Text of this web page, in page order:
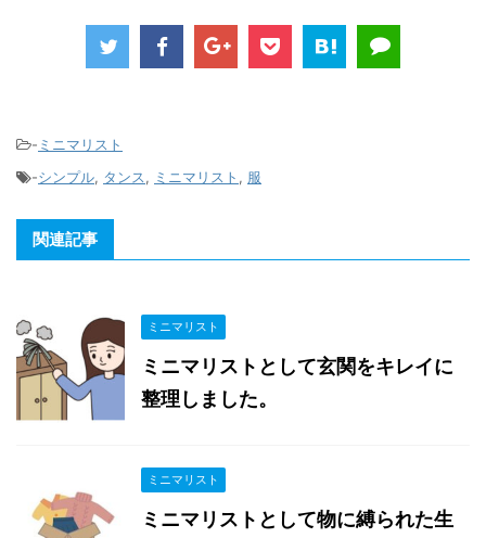
- ミニマリスト
-シンプル, タンス, ミニマリスト , 服
関連記事
ミニマリスト
ミニマリストとして玄関をキレイに
整理しました。
ミニマリスト
ミニマリストとして物に縛られた生